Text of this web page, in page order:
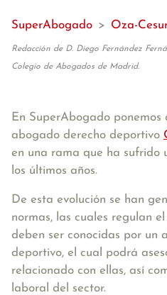
SuperAbogado > Oza-
Redacción de D. Diego Fernández
Colegio de Abogados de Madrid.
En SuperAbogado
abogado derecho deportivo
en una rama que ha sufrido
los últimos años.
De esta evolución se han
normas, las cuales regulan
deben ser conocidas por un
deportivo, el cual podrá
relacionado con ellas, así
laboral del sector.